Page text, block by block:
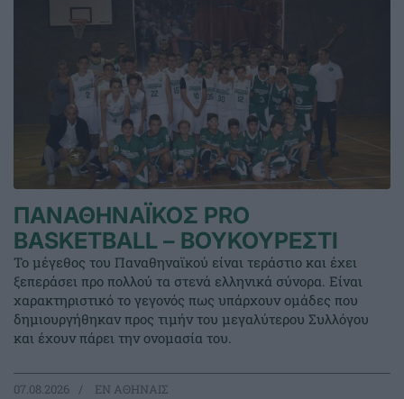
ΠΑΝΑΘΗΝΑΪΚΟΣ PRO
BASKETBALL – ΒΟΥΚΟΥΡΕΣΤΙ
Το μέγεθος του Παναθηναϊκού είναι τεράστιο και έχει
ξεπεράσει προ πολλού τα στενά ελληνικά σύνορα. Είναι
χαρακτηριστικό το γεγονός πως υπάρχουν ομάδες που
δημιουργήθηκαν προς τιμήν του μεγαλύτερου Συλλόγου
και έχουν πάρει την ονομασία του.
07.08.2026 EΝ ΑΘΗΝΑΙΣ